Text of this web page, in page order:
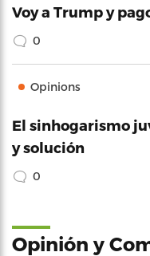
Voy a Trump y
0
Opinions
El sinhogarismo
y solución
0
Opinión y